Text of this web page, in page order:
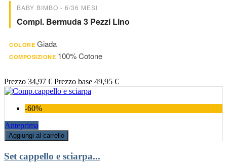
BABY BIMBO - 6/36 MESI
Compl. Bermuda 3 Pezzi Lino
COLORE Giada
COMPOSIZIONE 100% Cotone
Prezzo 34,97 € Prezzo base 49,95 €
-60%
Anteprima
Aggiungi al carrello
Set cappello e sciarpa...